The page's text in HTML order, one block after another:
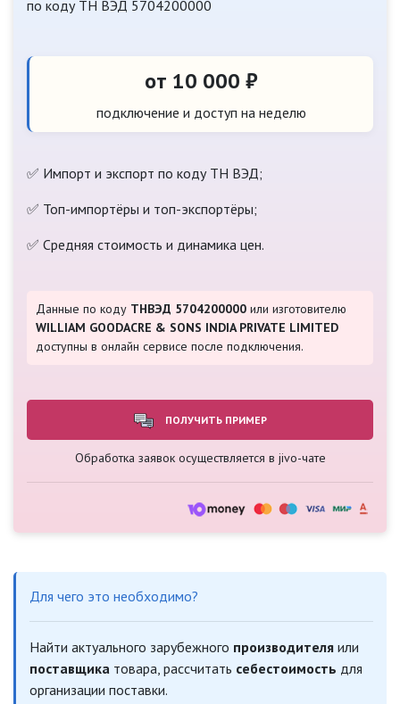
по коду ТН ВЭД 5704200000
от 10 000 ₽
подключение и доступ на неделю
✅ Импорт и экспорт по коду ТН ВЭД;
✅ Топ-импортёры и топ-экспортёры;
✅ Средняя стоимость и динамика цен.
Данные по коду ТНВЭД 5704200000 или изготовителю
WILLIAM GOODACRE & SONS INDIA PRIVATE LIMITED
доступны в онлайн сервисе после подключения.
ПОЛУЧИТЬ ПРИМЕР
Обработка заявок осуществляется в jivo-чате
Для чего это необходимо?
Найти актуального зарубежного производителя или
поставщика товара, рассчитать себестоимость для
организации поставки.